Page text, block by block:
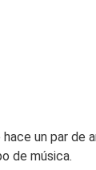
un par de
de música.